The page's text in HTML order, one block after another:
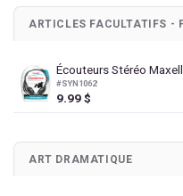
ARTICLES FACULTATIFS -
Écouteurs Stéréo Maxell
#SYN1062
9.99$
ART DRAMATIQUE